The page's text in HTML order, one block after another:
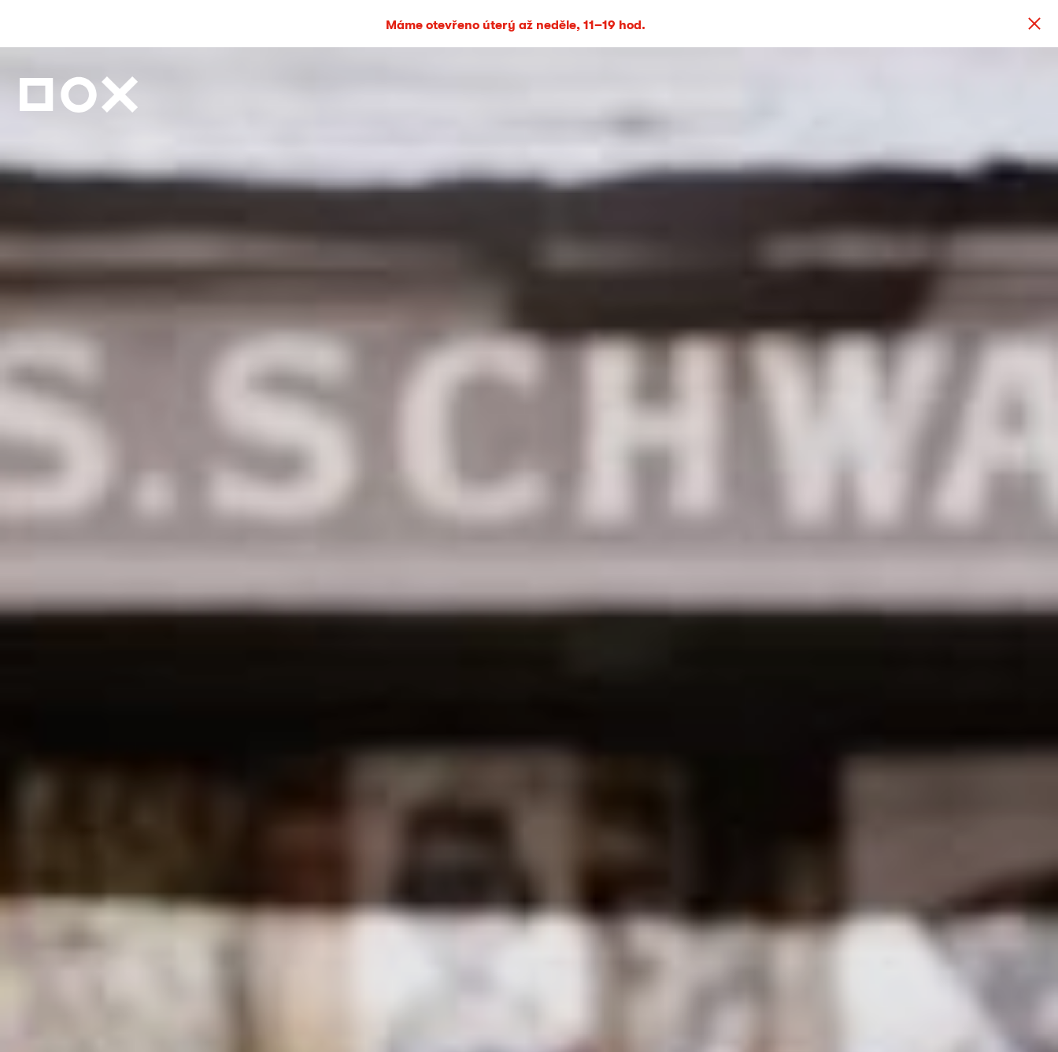
Máme otevřeno úterý až neděle, 11–19 hod.